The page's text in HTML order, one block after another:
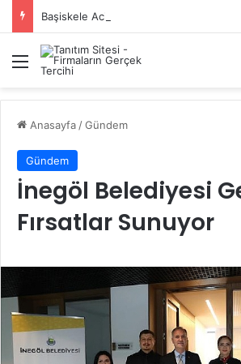
Başiskele Acil Çilingir Hizmeti İçin
Menü
Anasayfa /Gündem
Gündem
İnegöl Belediyesi
Fırsatlar Sunuyor